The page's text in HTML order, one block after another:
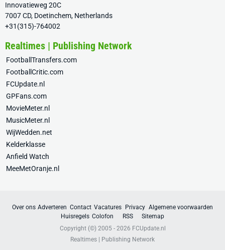
Innovatieweg 20C
7007 CD, Doetinchem, Netherlands
+31(315)-764002
Realtimes | Publishing Network
FootballTransfers.com
FootballCritic.com
FCUpdate.nl
GPFans.com
MovieMeter.nl
MusicMeter.nl
WijWedden.net
Kelderklasse
Anfield Watch
MeeMetOranje.nl
Over ons Adverteren Contact Vacatures Privacy Algemene voorwaarden
Huisregels Colofon RSS
Sitemap
Copyright (©) 2005 - 2026 FCUpdate.nl
Realtimes | Publishing Network